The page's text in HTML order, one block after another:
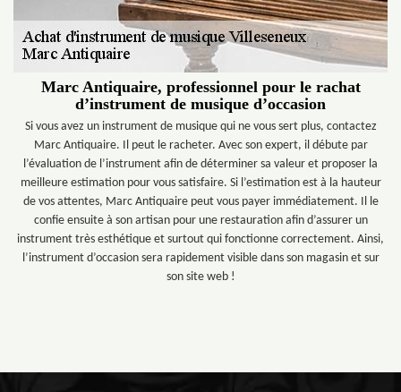
Marc Antiquaire, professionnel pour le rachat
d’instrument de musique d’occasion
Si vous avez un instrument de musique qui ne vous sert plus, contactez
Marc Antiquaire. Il peut le racheter. Avec son expert, il débute par
l’évaluation de l’instrument afin de déterminer sa valeur et proposer la
meilleure estimation pour vous satisfaire. Si l’estimation est à la hauteur
de vos attentes, Marc Antiquaire peut vous payer immédiatement. Il le
confie ensuite à son artisan pour une restauration afin d’assurer un
instrument très esthétique et surtout qui fonctionne correctement. Ainsi,
l’instrument d’occasion sera rapidement visible dans son magasin et sur
son site web !